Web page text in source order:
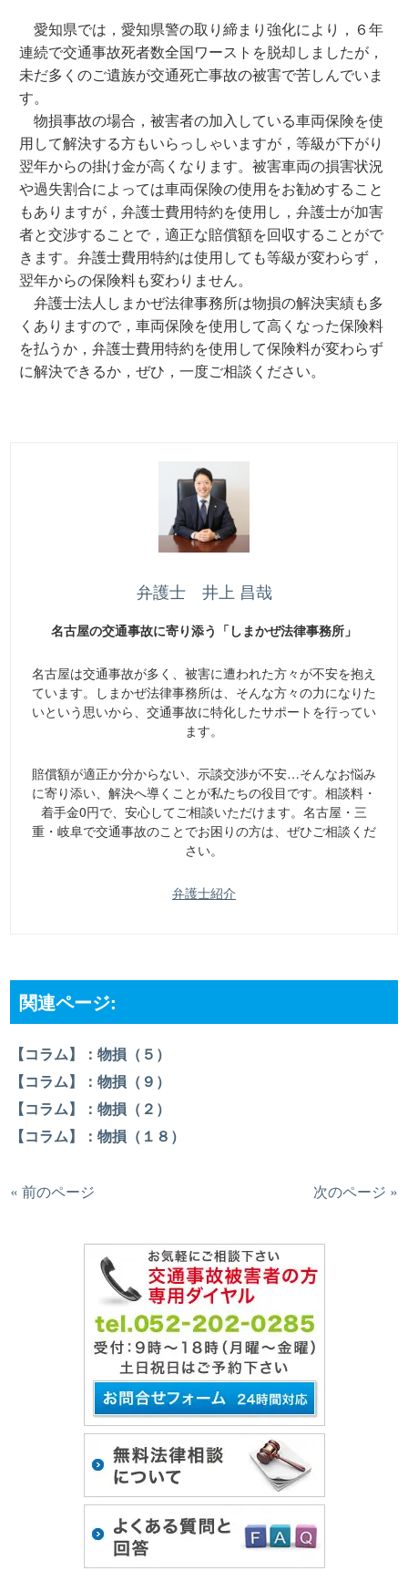
愛知県では，愛知県警の取り締まり強化により，６年
連続で交通事故死者数全国ワーストを脱却しましたが，
未だ多くのご遺族が交通死亡事故の被害で苦しんでいま
す。
物損事故の場合，被害者の加入している車両保険を使
用して解決する方もいらっしゃいますが，等級が下がり
翌年からの掛け金が高くなります。被害車両の損害状況
や過失割合によっては車両保険の使用をお勧めすること
もありますが，弁護士費用特約を使用し，弁護士が加害
者と交渉することで，適正な賠償額を回収することがで
きます。弁護士費用特約は使用しても等級が変わらず，
翌年からの保険料も変わりません。
弁護士法人しまかぜ法律事務所は物損の解決実績も多
くありますので，車両保険を使用して高くなった保険料
を払うか，弁護士費用特約を使用して保険料が変わらず
に解決できるか，ぜひ，一度ご相談ください。
弁護士 井上 昌哉
名古屋の交通事故に寄り添う「しまかぜ法律事務所」
名古屋は交通事故が多く、被害に遭われた方々が不安を抱え
ています。しまかぜ法律事務所は、そんな方々の力になりた
いという思いから、交通事故に特化したサポートを行ってい
ます。
賠償額が適正か分からない、示談交渉が不安…そんなお悩み
に寄り添い、解決へ導くことが私たちの役目です。相談料・
着手金0円で、安心してご相談いただけます。名古屋・三
重・岐阜で交通事故のことでお困りの方は、ぜひご相談くだ
さい。
弁護士紹介
関連ページ:
【コラム】：物損（５）
【コラム】：物損（９）
【コラム】：物損（２）
【コラム】：物損（１８）
« 前のページ 次のページ »